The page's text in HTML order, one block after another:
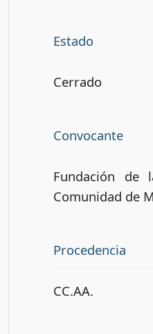
Estado
Cerrado
Convocante
Fundación de
Comunidad de
Procedencia
CC.AA.